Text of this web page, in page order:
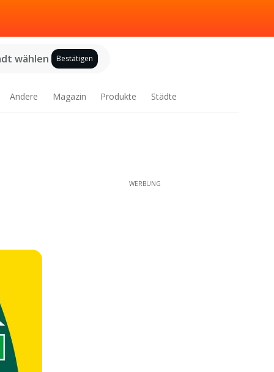
wählen Bestätigen
Andere Magazin Produkte Städte
WERBUNG